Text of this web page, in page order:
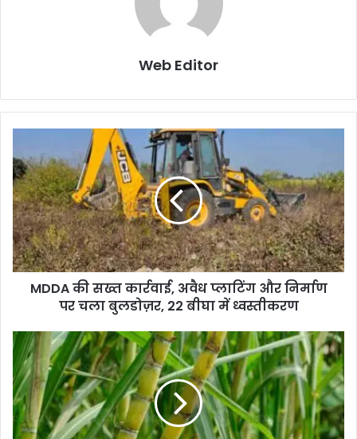
Web Editor
MDDA की सख्त कार्रवाई, अवैध प्लाटिंग और निर्माण
पर चला बुलडोज़र, 22 बीघा में ध्वस्तीकरण